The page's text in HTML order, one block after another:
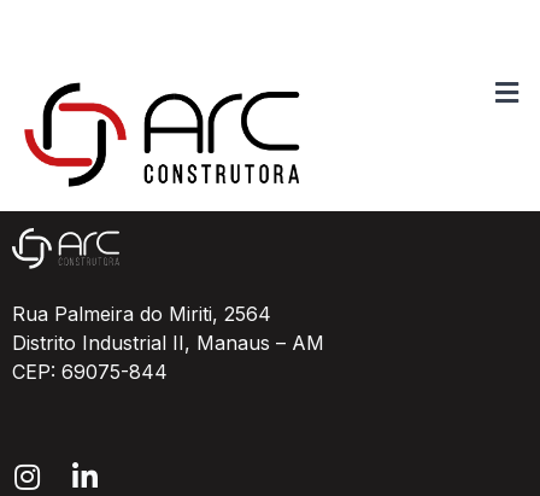
Galpão Industrial
Rua Palmeira do Miriti, 2564
Distrito Industrial II, Manaus – AM
CEP: 69075-844